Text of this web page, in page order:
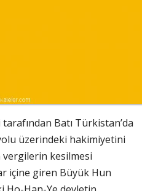
Batı Türkistan’da
üzerindeki hakimiyetini
vergilerin kesilmesi
içine giren Büyük Hun